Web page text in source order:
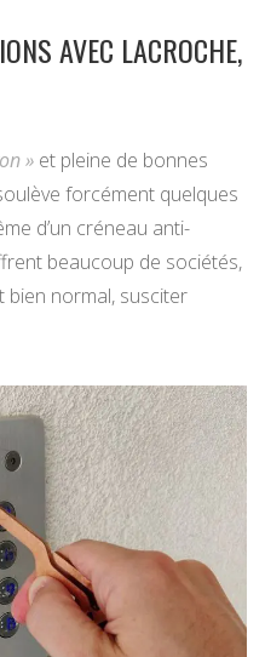
AVEC LACROCHE,
» et pleine de bonnes
forcément quelques
d’un créneau anti-
beaucoup de sociétés,
bien normal, susciter